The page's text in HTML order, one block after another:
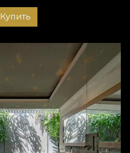
Купить